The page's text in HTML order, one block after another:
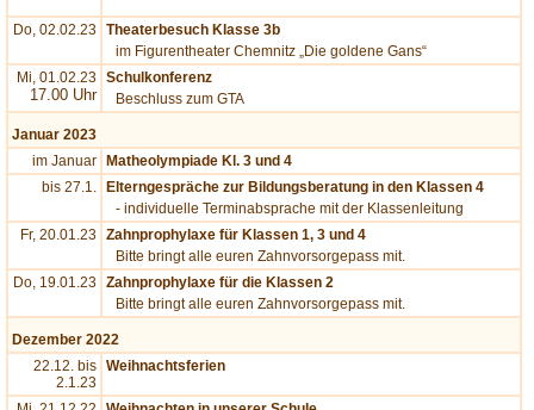
Do, 02.02.23 Theaterbesuch Klasse 3b
im Figurentheater Chemnitz „Die goldene Gans“
Mi, 01.02.23
17.00 Uhr
Schulkonferenz
Beschluss zum GTA
Januar 2023
im Januar
Matheolympiade Kl. 3 und 4
bis 27.1.
Elterngespräche zur Bildungsberatung in den Klassen 4
- individuelle Terminabsprache mit der Klassenleitung
Fr, 20.01.23 Zahnprophylaxe für Klassen 1, 3 und 4
Bitte bringt alle euren Zahnvorsorgepass mit.
Do, 19.01.23 Zahnprophylaxe für die Klassen 2
Bitte bringt alle euren Zahnvorsorgepass mit.
Dezember 2022
22.12. bis
2.1.23
Weihnachtsferien